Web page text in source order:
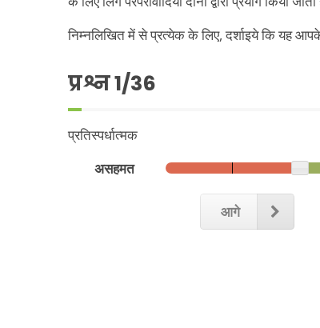
निम्नलिखित में से प्रत्येक के लिए, दर्शाइये कि यह
प्रश्न1/36
प्रतिस्पर्धात्मक
असहमत
आगे